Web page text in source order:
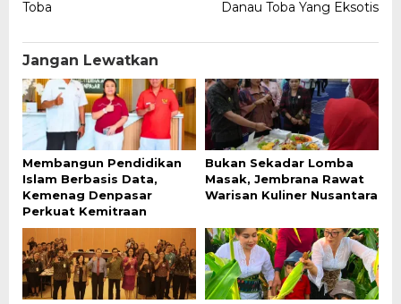
Toba Danau Toba Yang Eksotis
Jangan Lewatkan
Membangun Pendidikan
Islam Berbasis Data,
Kemenag Denpasar
Perkuat Kemitraan
Bukan Sekadar Lomba
Masak, Jembrana Rawat
Warisan Kuliner Nusantara